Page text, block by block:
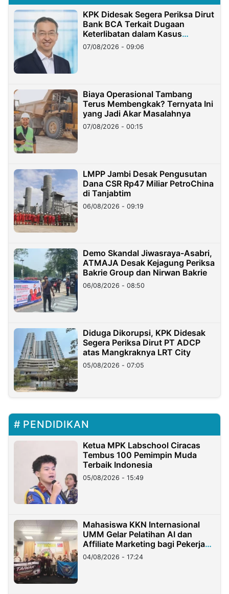
KPK Didesak Segera Periksa Dirut
Bank BCA Terkait Dugaan
Keterlibatan dalam Kasus
Hilangnya Dana Nasabah Rp2,58
Miliar
07/08/2026 - 09:06
Biaya Operasional Tambang
Terus Membengkak? Ternyata Ini
yang Jadi Akar Masalahnya
07/08/2026 - 00:15
LMPP Jambi Desak Pengusutan
Dana CSR Rp47 Miliar PetroChina
di Tanjabtim
06/08/2026 - 09:19
Demo Skandal Jiwasraya-Asabri,
ATMAJA Desak Kejagung Periksa
Bakrie Group dan Nirwan Bakrie
06/08/2026 - 08:50
Diduga Dikorupsi, KPK Didesak
Segera Periksa Dirut PT ADCP
atas Mangkraknya LRT City
05/08/2026 - 07:05
PENDIDIKAN
Ketua MPK Labschool Ciracas
Tembus 100 Pemimpin Muda
Terbaik Indonesia
05/08/2026 - 15:49
Mahasiswa KKN Internasional
UMM Gelar Pelatihan AI dan
Affiliate Marketing bagi Pekerja
Migran Indonesia di Taiwan
04/08/2026 - 17:24